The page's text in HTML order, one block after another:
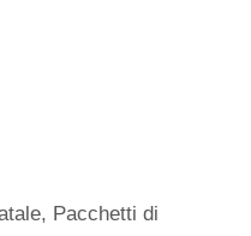
, Pacchetti di